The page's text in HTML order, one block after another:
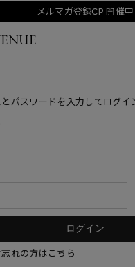
メルマガ登録CP 開催中
パスワードを入力してログイ
れの方はこちら